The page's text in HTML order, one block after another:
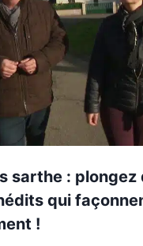
sarthe : plongez
qui
!